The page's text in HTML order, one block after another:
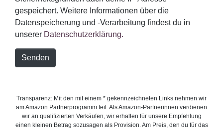
gespeichert. Weitere Informationen über die
Datenspeicherung und -Verarbeitung findest du in
unserer Datenschutzerklärung.
Senden
Transparenz: Mit den mit einem * gekennzeichneten Links nehmen wir
am Amazon Partnerprogramm teil. Als Amazon-Partnerinnen verdienen
wir an qualifizierten Verkäufen, wir erhalten für unsere Empfehlung
einen kleinen Betrag sozusagen als Provision. Am Preis, den du für das